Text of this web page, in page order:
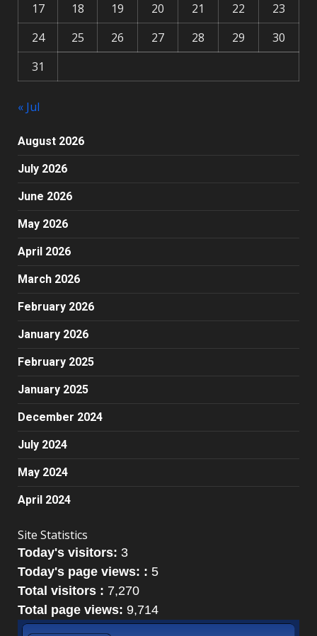
17
18 19 20 21 22
23
24
25 26 27 28 29
30
31
« Jul
August 2026
July 2026
June 2026
May 2026
April 2026
March 2026
February 2026
January 2026
February 2025
January 2025
December 2024
July 2024
May 2024
April 2024
Site Statistics
Today's visitors: 3
Today's page views: : 5
Total visitors : 7,270
Total page views: 9,714